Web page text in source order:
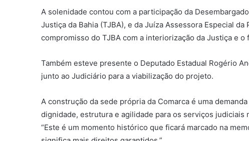
A solenidade contou com a participação da
Justiça da Bahia (TJBA), e da Juíza Assessora Especial
compromisso do TJBA com a interiorização da Justiça e
Também esteve presente o Deputado Estadual Rogério
junto ao Judiciário para a viabilização do projeto.
A construção da sede própria da Comarca é uma
dignidade, estrutura e agilidade para os serviços
“Este é um momento histórico que ficará marcado na